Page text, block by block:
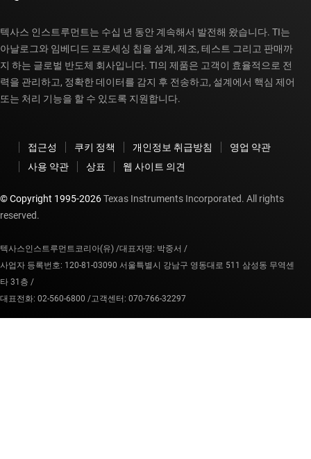
텍사스 인스트루먼트는 수십 년 동안 계속해서 발전해 왔습니다. TI는
아날로그와 임베디드 프로세싱 칩을 설계, 제조, 테스트 그리고 판매까
지 하는 글로벌 반도체 회사입니다. TI의 제품은 고객이 효율적으로 전
력을 관리하고, 정확한 데이터를 감지 후 전송하고, 설계에서 핵심 제어
또는 처리 기능을 할 수 있도록 지원합니다.
접근성 쿠키 정책 개인정보 취급방침
영업 약관
사용 약관
상표 웹 사이트 의견
© Copyright 1995-2026Texas Instruments Incorporated. All rights
reserved.
텍사스인스트루먼트코리아(유) /대표자명: 박중서 /
사업자 등록번호: 120-81-03090 서울특별시 강남구 영동대로 511 삼성동 무역센
타 31층 /
대표전화: 02-560-6800 /고객센터: 070-766-32297